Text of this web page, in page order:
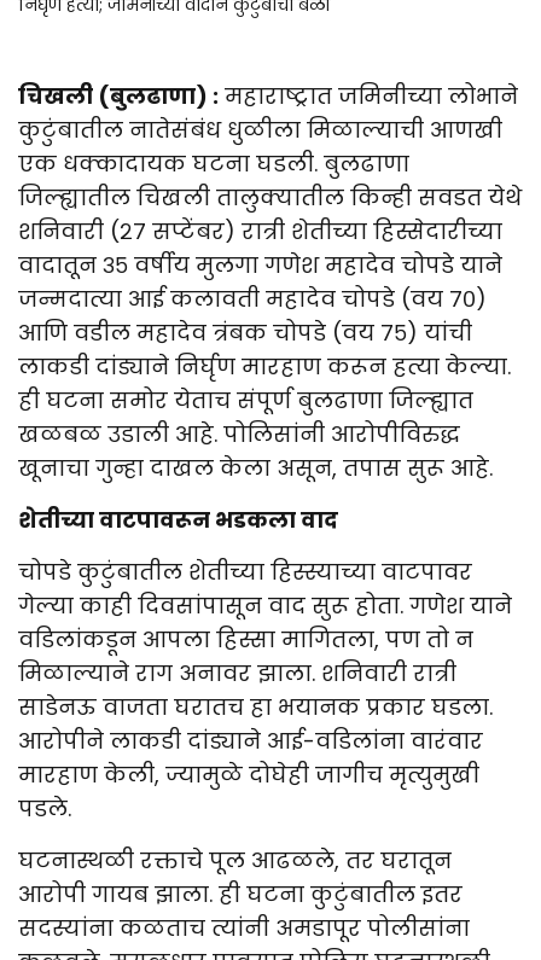
चिखली (बुलढाणा) : महाराष्ट्रात जमिनीच्या लोभाने
कुटुंबातील नातेसंबंध धुळीला मिळाल्याची आणखी
एक धक्कादायक घटना घडली. बुलढाणा
जिल्ह्यातील चिखली तालुक्यातील किन्ही सवडत येथे
शनिवारी (२७ सप्टेंबर) रात्री शेतीच्या हिस्सेदारीच्या
वादातून ३५ वर्षीय मुलगा गणेश महादेव चोपडे याने
जन्मदात्या आई कलावती महादेव चोपडे (वय ७०)
आणि वडील महादेव त्रंबक चोपडे (वय ७५) यांची
लाकडी दांड्याने निर्घृण मारहाण करून हत्या केल्या.
ही घटना समोर येताच संपूर्ण बुलढाणा जिल्ह्यात
खळबळ उडाली आहे. पोलिसांनी आरोपीविरुद्ध
खूनाचा गुन्हा दाखल केला असून, तपास सुरू आहे.
शेतीच्या वाटपावरून भडकला वाद
चोपडे कुटुंबातील शेतीच्या हिस्स्याच्या वाटपावर
गेल्या काही दिवसांपासून वाद सुरू होता. गणेश याने
वडिलांकडून आपला हिस्सा मागितला, पण तो न
मिळाल्याने राग अनावर झाला. शनिवारी रात्री
साडेनऊ वाजता घरातच हा भयानक प्रकार घडला.
आरोपीने लाकडी दांड्याने आई-वडिलांना वारंवार
मारहाण केली, ज्यामुळे दोघेही जागीच मृत्युमुखी
पडले.
घटनास्थळी रक्ताचे पूल आढळले, तर घरातून
आरोपी गायब झाला. ही घटना कुटुंबातील इतर
सदस्यांना कळताच त्यांनी अमडापूर पोलीसांना